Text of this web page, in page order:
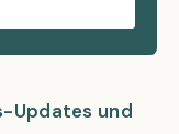
Updates und